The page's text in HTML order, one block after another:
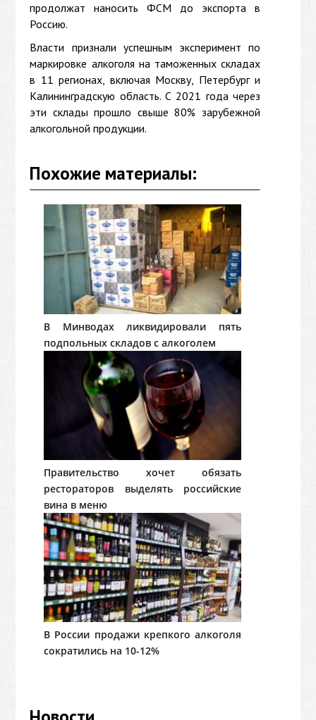
продолжат наносить ФСМ до экспорта в
Россию.
Власти признали успешным эксперимент по
маркировке алкоголя на таможенных складах
в 11 регионах, включая Москву, Петербург и
Калининградскую область. С 2021 года через
эти склады прошло свыше 80% зарубежной
алкогольной продукции.
Похожие материалы:
В Минводах ликвидировали пять
подпольных складов с алкоголем
Правительство хочет обязать
рестораторов выделять российские
вина в меню
В России продажи крепкого алкоголя
сократились на 10-12%